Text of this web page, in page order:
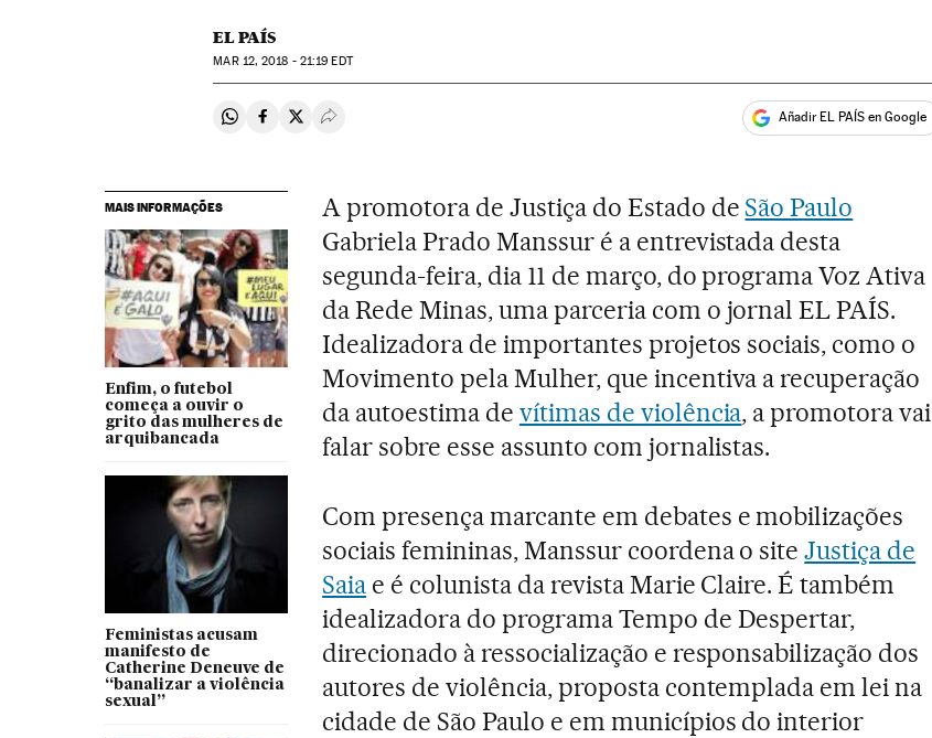
EL PAÍS
MAR12, 2018 - 21:19 EDT
Compartir en Whatsapp
Compartir en Facebook
Compartir en Twitter
Desplegar Redes Sociales Añadir EL PAÍS en Google
MAIS INFORMAÇÕES
Enfim, o futebol
começa a ouvir o
grito das mulheres de
arquibancada
Feministas acusam
manifesto de
Catherine Deneuve de
“banalizar a violência
sexual”
A promotora de Justiça do Estado de São Paulo
Gabriela Prado Manssur é a entrevistada desta
segunda-feira, dia 11 de março, do programa Voz Ativa
da Rede Minas, uma parceria com o jornal EL PAÍS.
Idealizadora de importantes projetos sociais, como o
Movimento pela Mulher, que incentiva a recuperação
da autoestima de vítimas de violência, a promotora vai
falar sobre esse assunto com jornalistas.
Com presença marcante em debates e mobilizações
sociais femininas, Manssur coordena o siteJustiça de
Saia e é colunista da revista Marie Claire. É também
idealizadora do programa Tempo de Despertar,
direcionado à ressocialização e responsabilização dos
autores de violência, proposta contemplada em lei na
cidade de São Paulo e em municípios do interior